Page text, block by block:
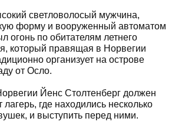
светловолосый мужчина,
форму и вооруженный автоматом
огонь по обитателям летнего
который правящая в Норвегии
организует на острове
от Осло.
Йенс Столтенберг должен
лагерь, где находились несколько
и выступить перед ними.